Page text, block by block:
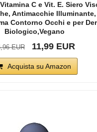
C e Vit. E. Siero
Antimacchie Illuminante,
Contorno Occhi e per
Biologico,Vegano
EUR 11,99 EUR
Acquista su Amazon